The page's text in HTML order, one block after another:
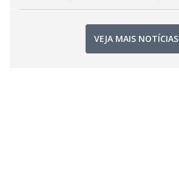
VEJA MAIS NOTÍCIAS